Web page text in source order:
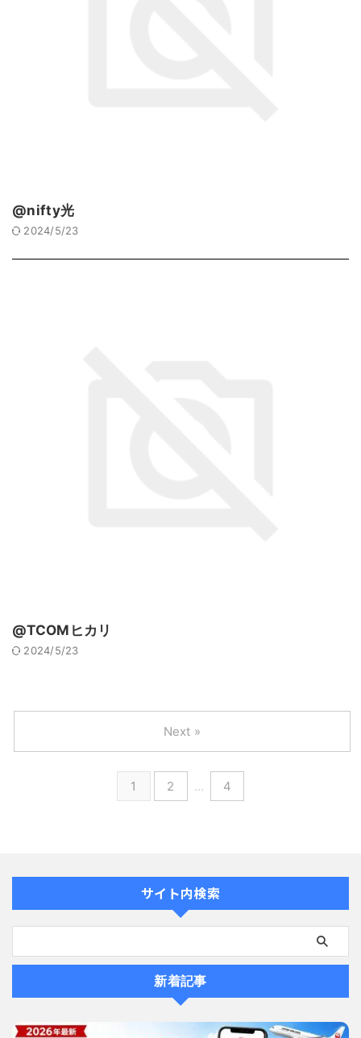
@nifty光
2024/5/23
@TCOMヒカリ
2024/5/23
1 2 … 4
Next »
サイト内検索
新着記事